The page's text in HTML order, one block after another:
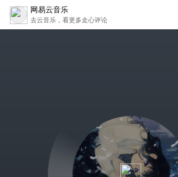
网易云音乐
去云音乐，看更多走心评论